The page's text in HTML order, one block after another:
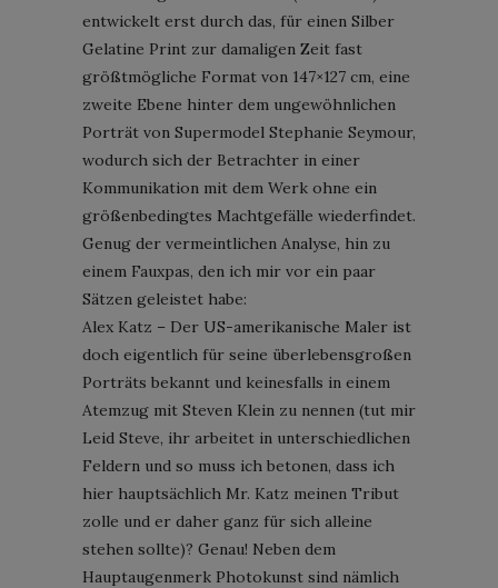
entwickelt erst durch das, für einen Silber
Gelatine Print zur damaligen Zeit fast
größtmögliche Format von 147×127 cm, eine
zweite Ebene hinter dem ungewöhnlichen
Porträt von Supermodel Stephanie Seymour,
wodurch sich der Betrachter in einer
Kommunikation mit dem Werk ohne ein
größenbedingtes Machtgefälle wiederfindet.
Genug der vermeintlichen Analyse, hin zu
einem Fauxpas, den ich mir vor ein paar
Sätzen geleistet habe:
Alex Katz – Der US-amerikanische Maler ist
doch eigentlich für seine überlebensgroßen
Porträts bekannt und keinesfalls in einem
Atemzug mit Steven Klein zu nennen (tut mir
Leid Steve, ihr arbeitet in unterschiedlichen
Feldern und so muss ich betonen, dass ich
hier hauptsächlich Mr. Katz meinen Tribut
zolle und er daher ganz für sich alleine
stehen sollte)? Genau! Neben dem
Hauptaugenmerk Photokunst sind nämlich